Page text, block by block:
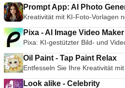
Prompt App: AI Photo
Kreativität mit KI-Foto-Vorlagen
Pixa - AI Image Video Maker
Pixa: KI-gestützter Bild- und
Oil Paint - Tap Paint Relax
Entfesseln Sie Ihre Kreativität
Look alike - Celebrity